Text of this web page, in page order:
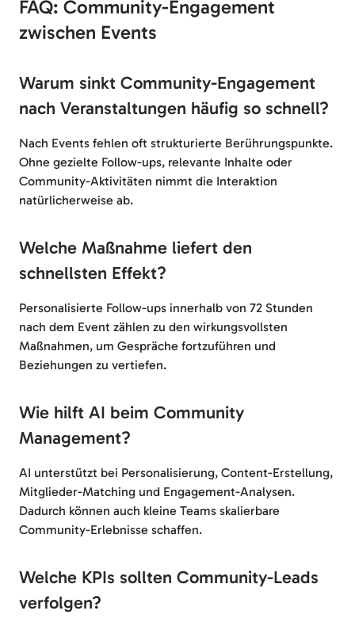
FAQ: Community-Engagement
zwischen Events
Warum sinkt Community-Engagement
nach Veranstaltungen häufig so schnell?
Nach Events fehlen oft strukturierte Berührungspunkte.
Ohne gezielte Follow-ups, relevante Inhalte oder
Community-Aktivitäten nimmt die Interaktion
natürlicherweise ab.
Welche Maßnahme liefert den
schnellsten Effekt?
Personalisierte Follow-ups innerhalb von 72 Stunden
nach dem Event zählen zu den wirkungsvollsten
Maßnahmen, um Gespräche fortzuführen und
Beziehungen zu vertiefen.
Wie hilft AI beim Community
Management?
AI unterstützt bei Personalisierung, Content-Erstellung,
Mitglieder-Matching und Engagement-Analysen.
Dadurch können auch kleine Teams skalierbare
Community-Erlebnisse schaffen.
Welche KPIs sollten Community-Leads
verfolgen?